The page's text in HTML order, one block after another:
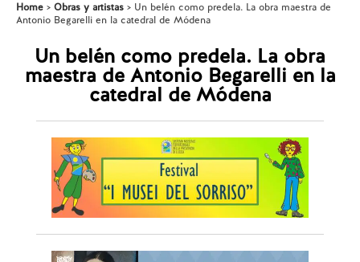
Home Obras y artistas
Un belén como predela. La obra maestra de
Antonio Begarelli en la catedral de Módena
Un belén como predela. La obra
maestra de Antonio Begarelli en la
catedral de Módena